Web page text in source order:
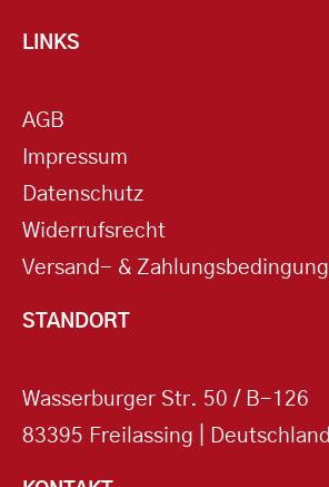
LINKS
AGB
Impressum
Datenschutz
Widerrufsrecht
Versand- &
STANDORT
Wasserburger Str. 50 / B-126
83395 Freilassing | Deutschland